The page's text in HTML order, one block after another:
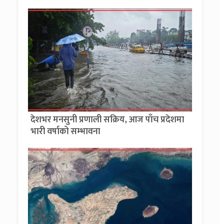
देशभर मनसुनी प्रणाली सक्रिय, आज पाँच प्रदेशमा
भारी वर्षाको सम्भावना